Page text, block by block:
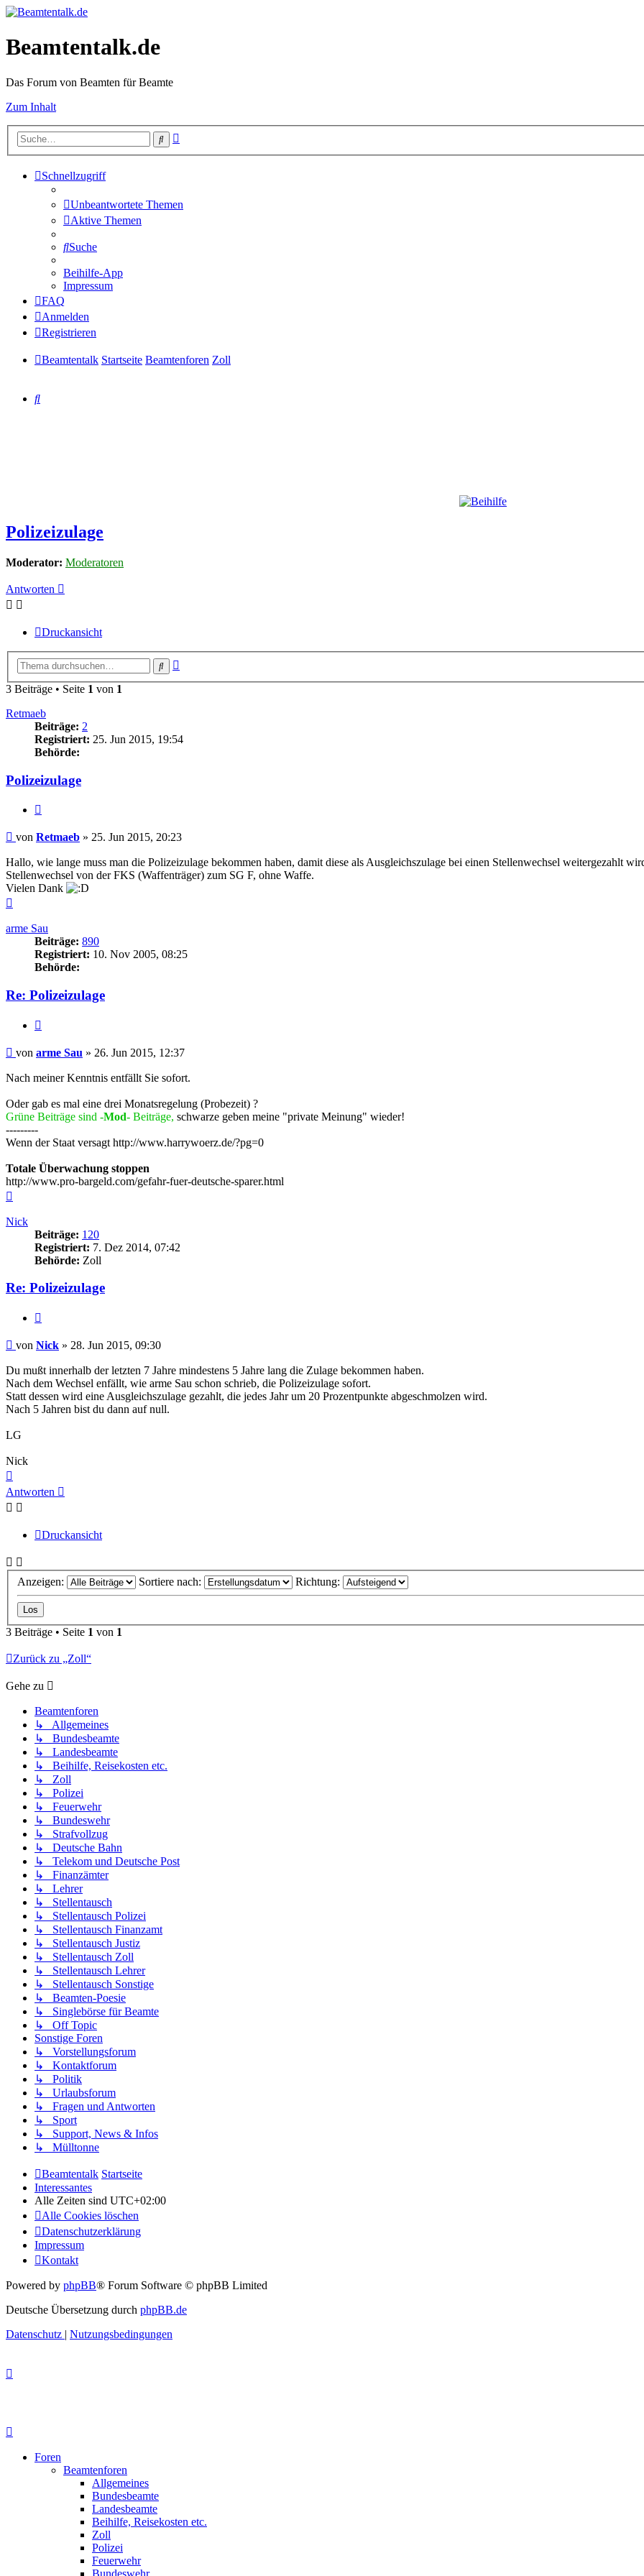
Beamtentalk.de
Das Forum von Beamten für Beamte
Zum Inhalt
Suche
Schnellzugriff
Unbeantwortete Themen
Aktive Themen
Suche
Beihilfe-App
Impressum
FAQ
Anmelden
Registrieren
Beamtentalk Startseite Beamtenforen Zoll
Suche
Polizeizulage
Moderator: Moderatoren
Antworten
Druckansicht
Suche
3 Beiträge • Seite 1 von 1
Retmaeb
Beiträge: 2
Registriert: 25. Jun 2015, 19:54
Behörde:
Polizeizulage
Beitrag
von Retmaeb » 25. Jun 2015, 20:23
Hallo, wie lange muss man die Polizeizulage bekommen haben, damit diese als Ausgleichszulage bei einen Stellenwechsel weitergezahlt
Stellenwechsel von der FKS (Waffenträger) zum SG F, ohne Waffe.
Vielen Dank
arme Sau
Beiträge: 890
Registriert: 10. Nov 2005, 08:25
Behörde:
Re: Polizeizulage
Beitrag
von arme Sau » 26. Jun 2015, 12:37
Nach meiner Kenntnis entfällt Sie sofort.
Oder gab es mal eine drei Monatsregelung (Probezeit) ?
Grüne Beiträge sind -Mod- Beiträge, schwarze geben meine "private Meinung" wieder!
---------
Wenn der Staat versagt http://www.harrywoerz.de/?pg=0
Totale Überwachung stoppen
http://www.pro-bargeld.com/gefahr-fuer-deutsche-sparer.html
Nick
Beiträge: 120
Registriert: 7. Dez 2014, 07:42
Behörde: Zoll
Re: Polizeizulage
Beitrag
von Nick » 28. Jun 2015, 09:30
Du mußt innerhalb der letzten 7 Jahre mindestens 5 Jahre lang die Zulage bekommen haben.
Nach dem Wechsel enfällt, wie arme Sau schon schrieb, die Polizeizulage sofort.
Statt dessen wird eine Ausgleichszulage gezahlt, die jedes Jahr um 20 Prozentpunkte abgeschmolzen wird.
Nach 5 Jahren bist du dann auf null.
LG
Nick
oben
Antworten
Druckansicht
Anzeigen: Sortiere nach: Richtung:
3 Beiträge • Seite 1 von 1
Zurück zu „Zoll“
Gehe zu
Beamtenforen
↳ Allgemeines
↳ Bundesbeamte
↳ Landesbeamte
↳ Beihilfe, Reisekosten etc.
↳ Zoll
↳ Polizei
↳ Feuerwehr
↳ Bundeswehr
↳ Strafvollzug
↳ Deutsche Bahn
↳ Telekom und Deutsche Post
↳ Finanzämter
↳ Lehrer
↳ Stellentausch
↳ Stellentausch Polizei
↳ Stellentausch Finanzamt
↳ Stellentausch Justiz
↳ Stellentausch Zoll
↳ Stellentausch Lehrer
↳ Stellentausch Sonstige
↳ Beamten-Poesie
↳ Singlebörse für Beamte
↳ Off Topic
Sonstige Foren
↳ Vorstellungsforum
↳ Kontaktforum
↳ Politik
↳ Urlaubsforum
↳ Fragen und Antworten
↳ Sport
↳ Support, News & Infos
↳ Mülltonne
Beamtentalk Startseite
Interessantes
Alle Zeiten sind UTC+02:00
Alle Cookies löschen
Datenschutzerklärung
Impressum
Kontakt
Powered by phpBB® Forum Software © phpBB Limited
Deutsche Übersetzung durch phpBB.de
Datenschutz | Nutzungsbedingungen
Foren
Beamtenforen
Allgemeines
Bundesbeamte
Landesbeamte
Beihilfe, Reisekosten etc.
Zoll
Polizei
Feuerwehr